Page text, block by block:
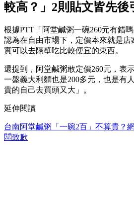
較高？」2則貼文皆先後
根據PTT「阿堂鹹粥一碗260元有錯
認為在自由市場下，定價本來就是
實可以去隔壁吃比較便宜的東西。
還提到，阿堂鹹粥敢定價260元，表
一盤義大利麵也是200多元，也是有
貴的自己去買頭又大」。
延伸閱讀
台南阿堂鹹粥「一碗2百」不算貴？
闆致歉